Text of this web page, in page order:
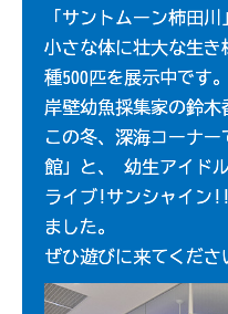
「サントムーン柿田川
小さな体に壮大な生き
種500匹を展示中です。
岸壁幼魚採集家の鈴木
この冬、深海コーナ
館」と、 幼生アイド
ライブ!サンシャイン
ました。
ぜひ遊びに来てくださ